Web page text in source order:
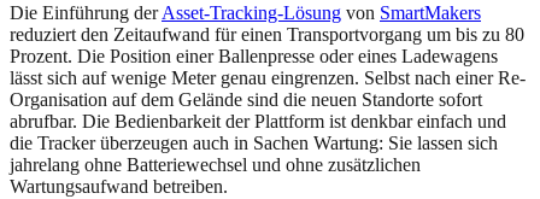
Die Einführung derAsset-Tracking-Lösung von SmartMakers
reduziert den Zeitaufwand für einen Transportvorgang um bis zu 80
Prozent. Die Position einer Ballenpresse oder eines Ladewagens
lässt sich auf wenige Meter genau eingrenzen. Selbst nach einer Re-
Organisation auf dem Gelände sind die neuen Standorte sofort
abrufbar. Die Bedienbarkeit der Plattform ist denkbar einfach und
die Tracker überzeugen auch in Sachen Wartung: Sie lassen sich
jahrelang ohne Batteriewechsel und ohne zusätzlichen
Wartungsaufwand betreiben.